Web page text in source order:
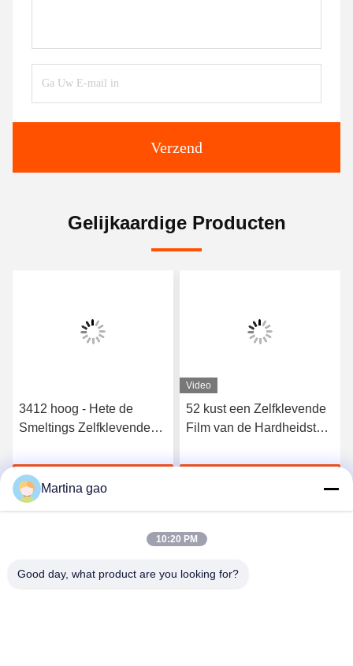
Verzend
Gelijkaardige Producten
3412 hoog - Hete de
Smeltings Zelfklevende
Elastische Polyurethaan
Krijg Beste Prijs
Video
52 kust een Zelfklevende
Film van de Hardheidstpu
Naadloos Ondergoed
Martina gao
10:20 PM
Good day, what product are you looking for?